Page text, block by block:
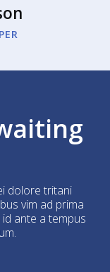
dolore tritani
vim ad prima
ante a tempus